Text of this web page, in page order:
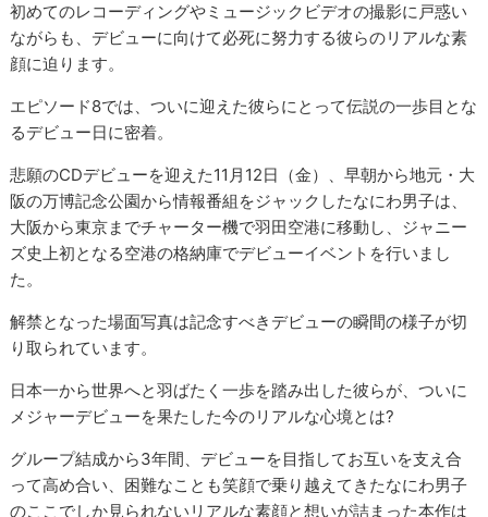
初めてのレコーディングやミュージックビデオの撮影に戸惑い
ながらも、デビューに向けて必死に努力する彼らのリアルな素
顔に迫ります。
エピソード8では、ついに迎えた彼らにとって伝説の一歩目とな
るデビュー日に密着。
悲願のCDデビューを迎えた11月12日（金）、早朝から地元・大
阪の万博記念公園から情報番組をジャックしたなにわ男子は、
大阪から東京までチャーター機で羽田空港に移動し、ジャニー
ズ史上初となる空港の格納庫でデビューイベントを行いまし
た。
解禁となった場面写真は記念すべきデビューの瞬間の様子が切
り取られています。
日本一から世界へと羽ばたく一歩を踏み出した彼らが、ついに
メジャーデビューを果たした今のリアルな心境とは?
グループ結成から3年間、デビューを目指してお互いを支え合
って高め合い、困難なことも笑顔で乗り越えてきたなにわ男子
のここでしか見られないリアルな素顔と想いが詰まった本作は